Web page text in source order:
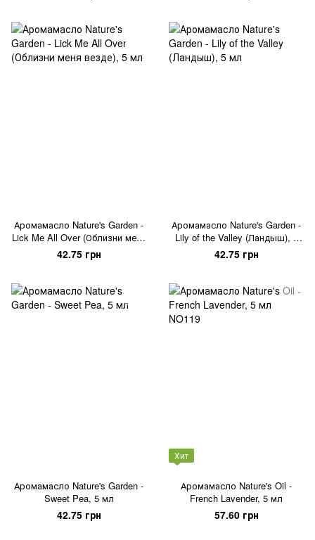
Аромамасло Nature's Garden -
Lick Me All Over (Облизни меня
везде), 5 мл
42.75 грн
Аромамасло Nature's Garden -
Lily of the Valley (Ландыш), 5
мл
42.75 грн
Аромамасло Nature's Garden -
Sweet Pea, 5 мл
42.75 грн
Хит
Аромамасло Nature's Oil -
French Lavender, 5 мл
57.60 грн